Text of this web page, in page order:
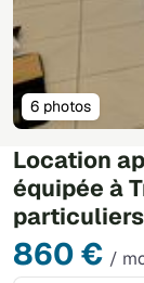
Location
équipée à
particuliers
860 € /
6 photos